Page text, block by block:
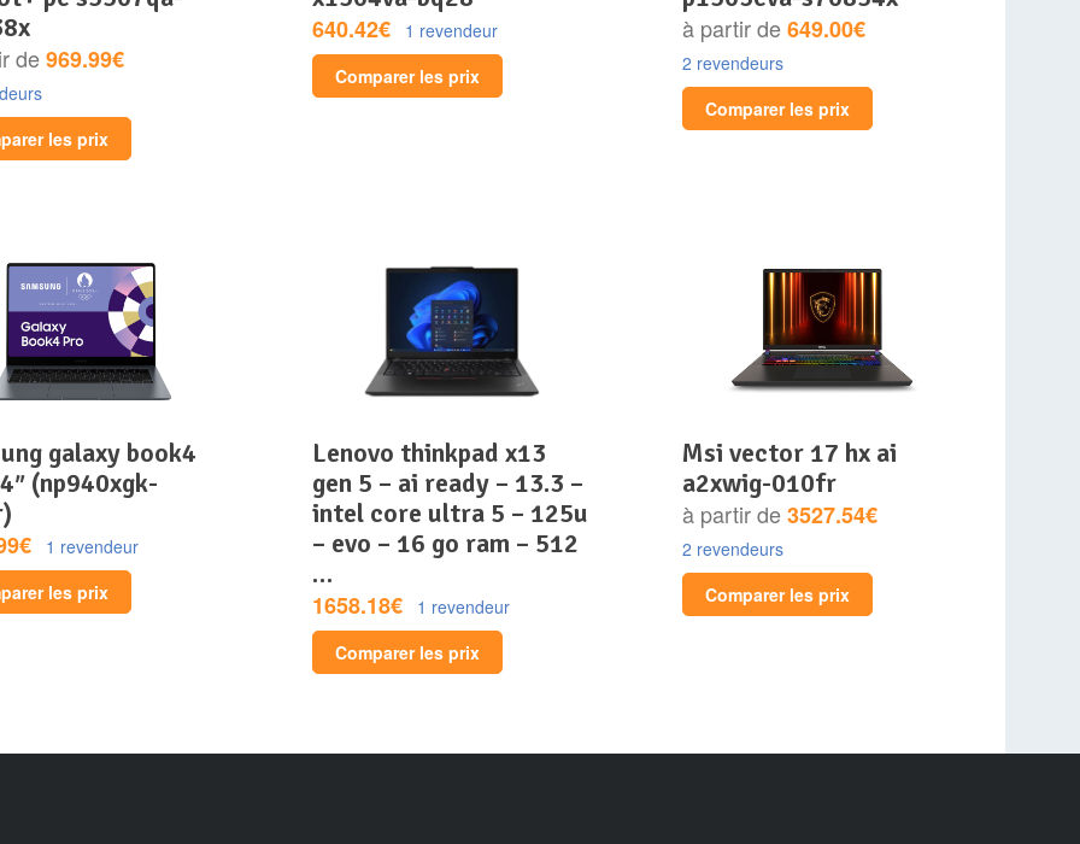
de969.99€
les prix
640.42€
1 revendeur
Comparer les prix
à partir de649.00€
2 revendeurs
Comparer les prix
(np940xgk-
1 revendeur
les prix
lenovo thinkpad x13
gen 5 – ai ready – 13.3 –
intel core ultra 5 – 125u
– evo – 16 go ram – 512
…
1658.18€
1 revendeur
Comparer les prix
msi vector 17 hx ai
a2xwig-010fr
à partir de3527.54€
2 revendeurs
Comparer les prix